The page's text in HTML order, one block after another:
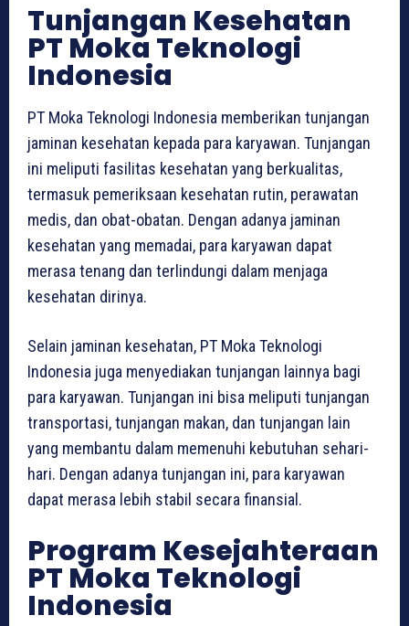
Tunjangan Kesehatan
PT Moka Teknologi
Indonesia
PT Moka Teknologi Indonesia memberikan tunjangan
jaminan kesehatan kepada para karyawan. Tunjangan
ini meliputi fasilitas kesehatan yang berkualitas,
termasuk pemeriksaan kesehatan rutin, perawatan
medis, dan obat-obatan. Dengan adanya jaminan
kesehatan yang memadai, para karyawan dapat
merasa tenang dan terlindungi dalam menjaga
kesehatan dirinya.
Selain jaminan kesehatan, PT Moka Teknologi
Indonesia juga menyediakan tunjangan lainnya bagi
para karyawan. Tunjangan ini bisa meliputi tunjangan
transportasi, tunjangan makan, dan tunjangan lain
yang membantu dalam memenuhi kebutuhan sehari-
hari. Dengan adanya tunjangan ini, para karyawan
dapat merasa lebih stabil secara finansial.
Program Kesejahteraan
PT Moka Teknologi
Indonesia